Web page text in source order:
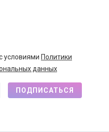
условиями Политики
данных
ПОДПИСАТЬСЯ